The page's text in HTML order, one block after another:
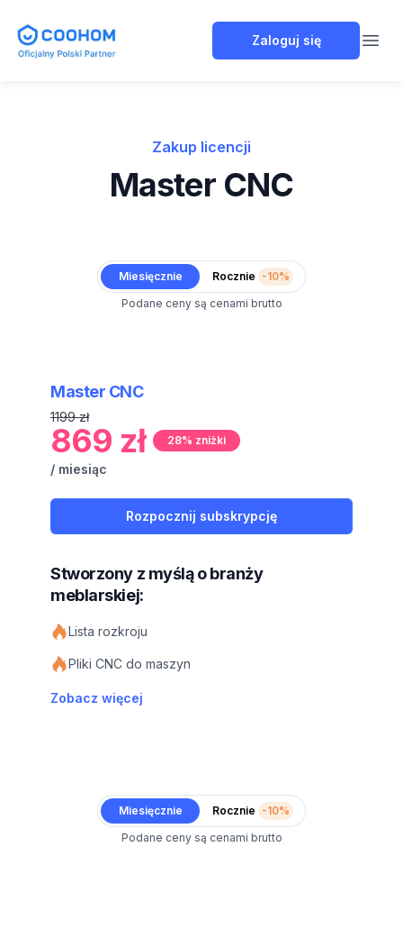
Coohom Polska Zaloguj się
Zakup licencji
Master CNC
Miesięcznie Rocznie -10%
Podane ceny są cenami brutto
Master CNC
1199 zł
869 zł 28% zniżki
/ miesiąc
Rozpocznij subskrypcję
Stworzony z myślą o branży
meblarskiej:
Lista rozkroju
Pliki CNC do maszyn
Zobacz więcej
Miesięcznie Rocznie -10%
Podane ceny są cenami brutto